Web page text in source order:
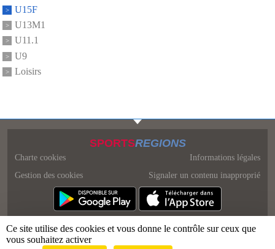
U15F
U13M1
U11.1
U9
Loisirs
SPORTSREGIONS
Charte cookies
Gestion des cookies
Informations légales
Signaler un contenu inapproprié
Ce site utilise des cookies et vous donne le contrôle sur ceux que
vous souhaitez activer